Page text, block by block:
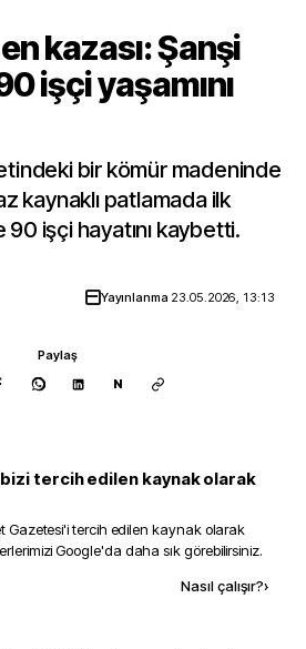
kazası: Şanşi
işçi yaşamını
bir kömür madeninde
kaynaklı patlamada ilk
işçi hayatını kaybetti.
Yayınlanma 23.05.2026, 13:13
Paylaş
N
tercih edilen kaynak olarak
Gazetesi'i tercih edilen kaynak olarak
Google'da daha sık görebilirsiniz.
Nasıl çalışır?›